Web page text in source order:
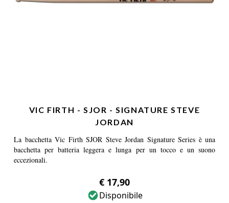
VIC FIRTH - SJOR - SIGNATURE STEVE
JORDAN
La bacchetta Vic Firth SJOR Steve Jordan Signature Series è una
bacchetta per batteria leggera e lunga per un tocco e un suono
eccezionali.
€ 17,90
Disponibile